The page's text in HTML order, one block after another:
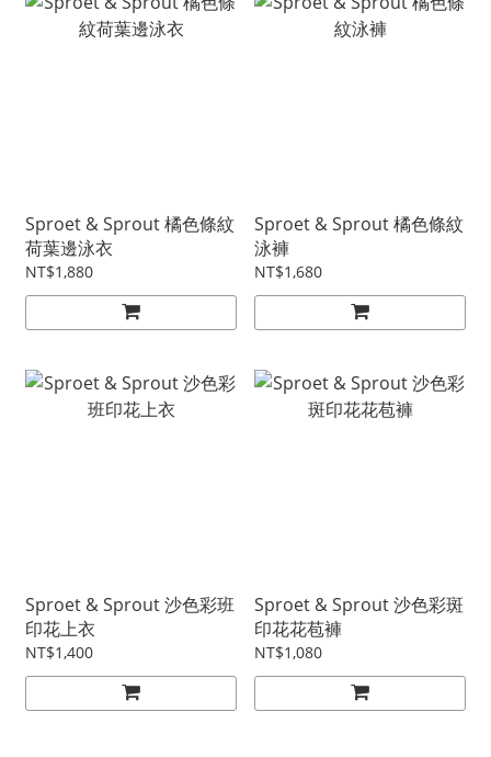
Sproet & Sprout 橘色條紋
荷葉邊泳衣
NT$1,880
Sproet & Sprout 橘色條紋
泳褲
NT$1,680
Sproet & Sprout 沙色彩班
印花上衣
NT$1,400
Sproet & Sprout 沙色彩斑
印花花苞褲
NT$1,080